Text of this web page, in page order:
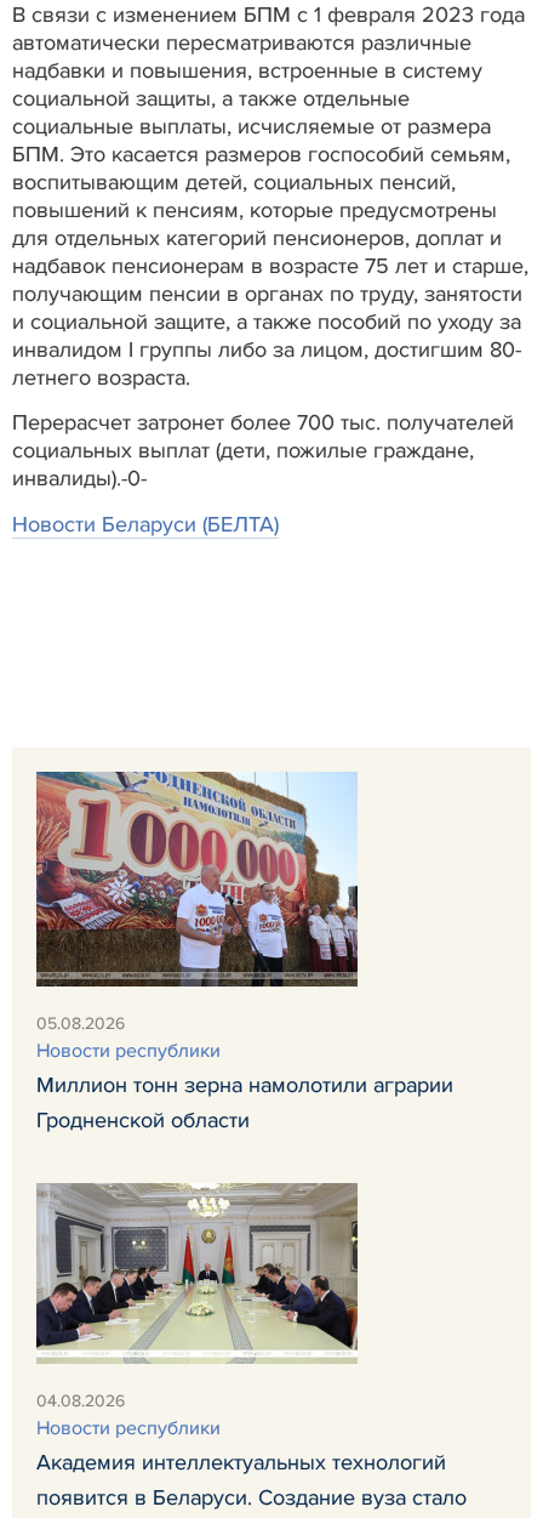
В связи с изменением БПМ с 1 февраля 2023 года
автоматически пересматриваются различные
надбавки и повышения, встроенные в систему
социальной защиты, а также отдельные
социальные выплаты, исчисляемые от размера
БПМ. Это касается размеров госпособий семьям,
воспитывающим детей, социальных пенсий,
повышений к пенсиям, которые предусмотрены
для отдельных категорий пенсионеров, доплат и
надбавок пенсионерам в возрасте 75 лет и старше,
получающим пенсии в органах по труду, занятости
и социальной защите, а также пособий по уходу за
инвалидом I группы либо за лицом, достигшим 80-
летнего возраста.
Перерасчет затронет более 700 тыс. получателей
социальных выплат (дети, пожилые граждане,
инвалиды).-0-
Новости Беларуси (БЕЛТА)
05.08.2026
Новости республики
Миллион тонн зерна намолотили аграрии
Гродненской области
04.08.2026
Новости республики
Академия интеллектуальных технологий
появится в Беларуси. Создание вуза стало